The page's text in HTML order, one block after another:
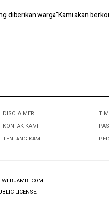
diberikan warga"Kami akan
DISCLAIMER
KONTAK KAMI
TENTANG KAMI
TIM
WEBJAMBI.COM.
LICENSE.